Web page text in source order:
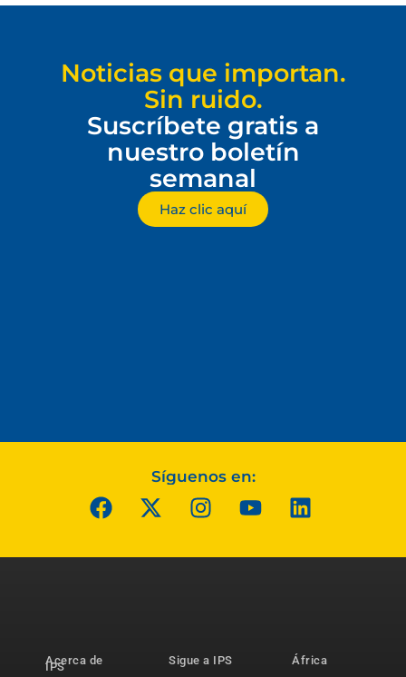
Noticias que importan.
Sin ruido.
Suscríbete gratis a
nuestro boletín
semanal
Haz clic aquí
Síguenos en:
Acerca de
IPS
Sigue a IPS
África